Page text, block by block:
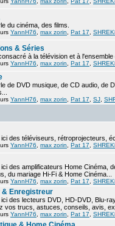
du cinéma, des films.
YannH76 max zorin Pat 17
& Séries
à la télévision et à l'ensemble
YannH76 max zorin Pat 17
de DVD musique, de CD audio, de
YannH76 max zorin Pat 17 SJ
des téléviseurs, rétroprojecteurs,
YannH76 max zorin Pat 17
des amplificateurs Home Cinéma,
du mariage Hi-Fi & Home Cinéma...
YannH76 max zorin Pat 17
& Enregistreur
des lecteurs DVD, HD-DVD, Blu-
vos trucs, astuces, conseils, avis,
YannH76 max zorin Pat 17